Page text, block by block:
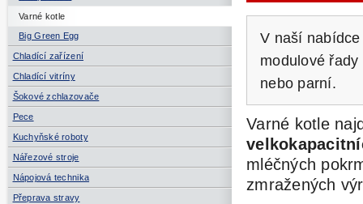
Varné kotle
Big Green Egg
Chladící zařízení
Chladící vitríny
Šokové zchlazovače
Pece
Kuchyňské roboty
Nářezové stroje
Nápojová technika
Přeprava stravy
V naší
modulové
nebo parní.
Varné kotle
mléčných
zmražených